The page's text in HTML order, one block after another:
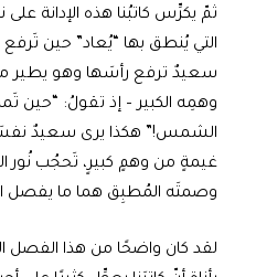
ثمّ يكرِّس كاتبُنا هذه الإدانة على
التي يُنطق بها “يُعاد” حين تَرفع
سعيدٌ ترفع رأسَها وهو يطير
وهمِه الكبير – إذ تقولُ:
الشمس!” هكذا يرى سعيدٌ
غيمةٍ من وهمٍ كبيرٍ، تَحجُب
وصمتَه المُطبِق هما ما يفصل
لقد كان واضحًا من هذا الفصل